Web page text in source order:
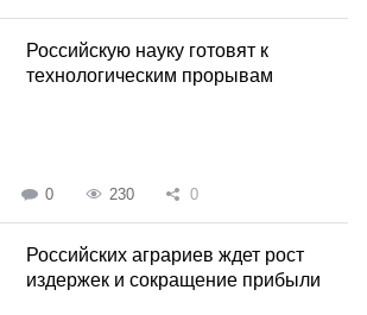
Российскую науку готовят к
технологическим прорывам
0 230 0
Российских аграриев ждет рост
издержек и сокращение прибыли